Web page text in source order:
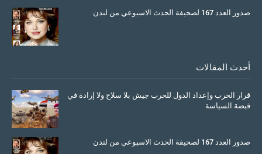
صدور العدد 167 لصحيفة الحدث الاسبوعي من لندن
أحدث المقالات
قرار الحرب وإعداد الدول للحرب جيش بلا سلاح ولا إرادة في
قبضة السياسة
صدور العدد 167 لصحيفة الحدث الاسبوعي من لندن